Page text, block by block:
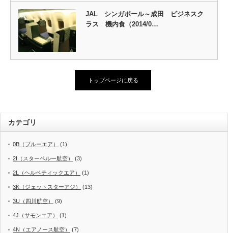
JAL シンガポール～成田 ビジネスク
ラス 機内食（2014/0…
トップページに戻る
カテゴリ
0B（ブルーエア） (1)
2I（スターペルー航空） (3)
2L（ヘルベティックエア） (1)
3K（ジェットスターアジ） (13)
3U（四川航空） (9)
4J（サモンエア） (1)
4N（エアノース航空） (7)